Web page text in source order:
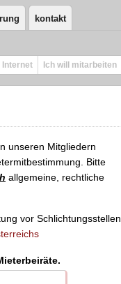
kontakt
Internet Ich will mitarbeiten
unseren Mitgliedern
Bitte
allgemeine, rechtliche
vor Schlichtungsstellen